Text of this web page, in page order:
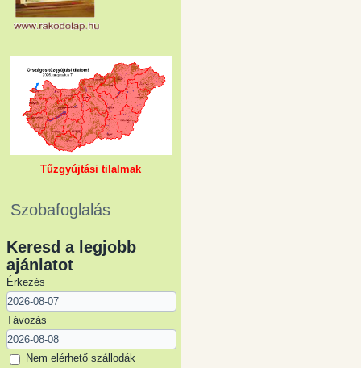
Tűzgyújtási tilalmak
Szobafoglalás
Keresd a legjobb
ajánlatot
Érkezés
Távozás
Nem elérhető szállodák